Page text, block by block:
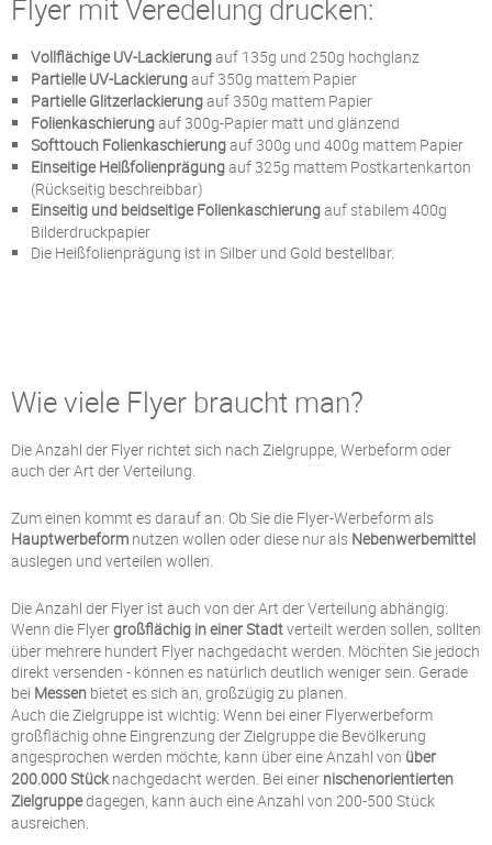
Flyer mit Veredelung drucken:
Vollflächige UV-Lackierungauf 135g und 250g hochglanz
Partielle UV-Lackierungauf 350g mattem Papier
Partielle Glitzerlackierungauf 350g mattem Papier
Folienkaschierungauf 300g-Papier matt und glänzend
Softtouch Folienkaschierungauf 300g und 400g mattem Papier
Einseitige Heißfolienprägungauf 325g mattem Postkartenkarton
(Rückseitig beschreibbar)
Einseitig und beidseitige Folienkaschierungauf stabilem 400g
Bilderdruckpapier
Die Heißfolienprägung ist in Silber und Gold bestellbar.
Wie viele Flyer braucht man?
Die Anzahl der Flyer richtet sich nach Zielgruppe, Werbeform oder
auch der Art der Verteilung.
Zum einen kommt es darauf an: Ob Sie die Flyer-Werbeform als
Hauptwerbeform nutzen wollen oder diese nur als Nebenwerbemittel
auslegen und verteilen wollen.
Die Anzahl der Flyer ist auch von der Art der Verteilung abhängig:
Wenn die Flyergroßflächig in einer Stadtverteilt werden sollen, sollten
über mehrere hundert Flyer nachgedacht werden. Möchten Sie jedoch
direkt versenden - können es natürlich deutlich weniger sein. Gerade
bei Messen bietet es sich an, großzügig zu planen.
Auch die Zielgruppe ist wichtig: Wenn bei einer Flyerwerbeform
großflächig ohne Eingrenzung der Zielgruppe die Bevölkerung
angesprochen werden möchte, kann über eine Anzahl von über
200.000 Stücknachgedacht werden. Bei einer nischenorientierten
Zielgruppedagegen, kann auch eine Anzahl von 200-500 Stück
ausreichen.